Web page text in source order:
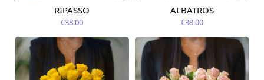
Pieejams šodien
RIPASSO
€38.00
Pieejams šodien
ALBATROS
€38.00